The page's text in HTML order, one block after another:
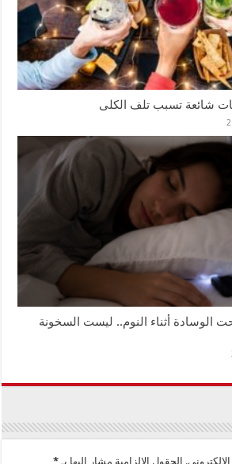
الوسادة أثناء النوم.. ليست السخونة
الحقول الإلزامية مشار إليها بـ*